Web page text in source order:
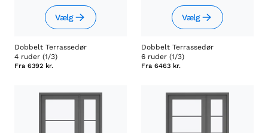
Vælg
Dobbelt Terrassedør
4 ruder (1/3)
Fra 6392 kr.
Vælg
Dobbelt Terrassedør
6 ruder (1/3)
Fra 6463 kr.